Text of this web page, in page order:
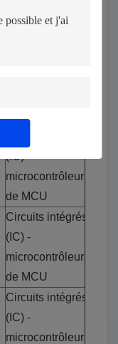
microcontrôleurs
(IC) -
microcontrôleurs
de MCU
Circuits intégrés
(IC) -
microcontrôleurs
de MCU
Circuits intégrés
(IC) -
microcontrôleurs